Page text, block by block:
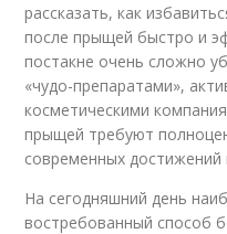
рассказать, как
после прыщей быстро и
постакне очень сложно
«чудо-препаратами»,
косметическими
прыщей требуют
современных достижений
На сегодняшний день
востребованный способ